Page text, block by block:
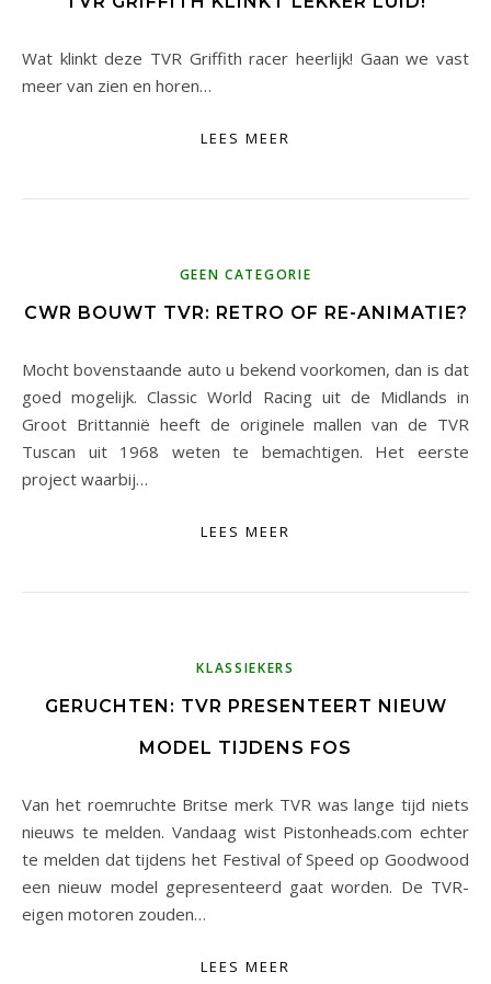
Wat klinkt deze TVR Griffith racer heerlijk! Gaan we vast
meer van zien en horen…
LEES MEER
GEEN CATEGORIE
CWR BOUWT TVR: RETRO OF RE-ANIMATIE?
Mocht bovenstaande auto u bekend voorkomen, dan is dat
goed mogelijk. Classic World Racing uit de Midlands in
Groot Brittannië heeft de originele mallen van de TVR
Tuscan uit 1968 weten te bemachtigen. Het eerste
project waarbij…
LEES MEER
KLASSIEKERS
GERUCHTEN: TVR PRESENTEERT NIEUW
MODEL TIJDENS FOS
Van het roemruchte Britse merk TVR was lange tijd niets
nieuws te melden. Vandaag wist Pistonheads.com echter
te melden dat tijdens het Festival of Speed op Goodwood
een nieuw model gepresenteerd gaat worden. De TVR-
eigen motoren zouden…
LEES MEER